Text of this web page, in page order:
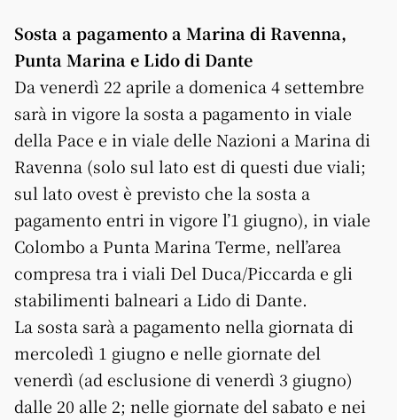
Sosta a pagamento a Marina di Ravenna,
Punta Marina e Lido di Dante
Da venerdì 22 aprile a domenica 4 settembre
sarà in vigore la sosta a pagamento in viale
della Pace e in viale delle Nazioni a Marina di
Ravenna (solo sul lato est di questi due viali;
sul lato ovest è previsto che la sosta a
pagamento entri in vigore l’1 giugno), in viale
Colombo a Punta Marina Terme, nell’area
compresa tra i viali Del Duca/Piccarda e gli
stabilimenti balneari a Lido di Dante.
La sosta sarà a pagamento nella giornata di
mercoledì 1 giugno e nelle giornate del
venerdì (ad esclusione di venerdì 3 giugno)
dalle 20 alle 2; nelle giornate del sabato e nei